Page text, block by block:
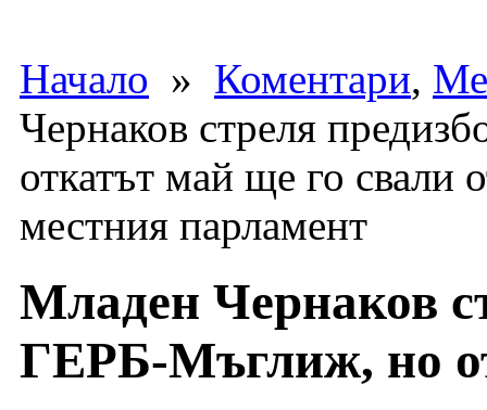
Начало » Коментари,
Чернаков стреля
откатът май ще го свали
местния парламент
Младен Чернаков
ГЕРБ-Мъглиж, но